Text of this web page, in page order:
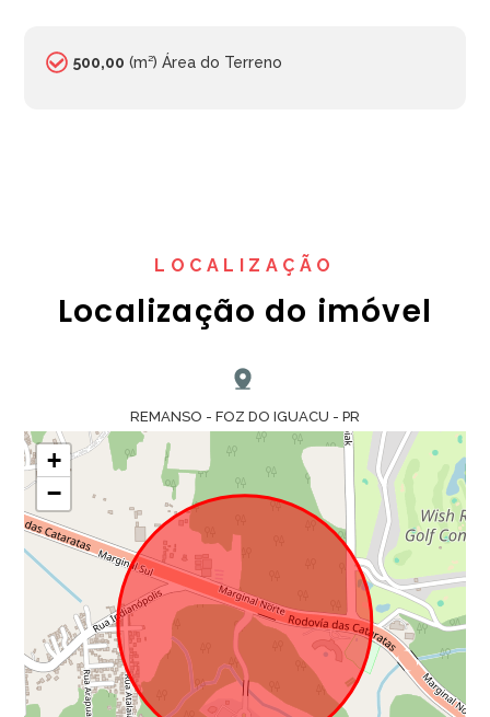
500,00 (m²) Área do Terreno
LOCALIZAÇÃO
Localização do imóvel
REMANSO - FOZ DO IGUACU - PR
+
−